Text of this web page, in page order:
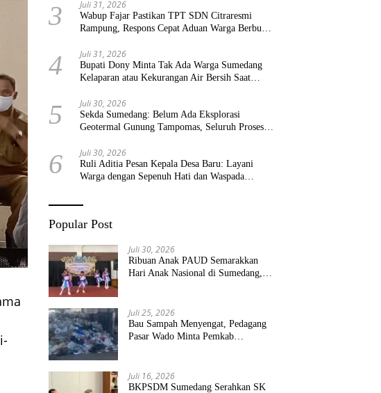
3 Juli 31, 2026
Wabup Fajar Pastikan TPT SDN Citraresmi
Rampung, Respons Cepat Aduan Warga Berbuah
4 Juli 31, 2026
Bupati Dony Minta Tak Ada Warga Sumedang
Kelaparan atau Kekurangan Air Bersih Saat
5 Juli 30, 2026
Sekda Sumedang: Belum Ada Eksplorasi
Geotermal Gunung Tampomas, Seluruh Proses
6 Juli 30, 2026
Ruli Aditia Pesan Kepala Desa Baru: Layani
Warga dengan Sepenuh Hati dan Waspada
Popular Post
Juli 30, 2026
Ribuan Anak PAUD Semarakkan
Hari Anak Nasional di Sumedang,
Juli 25, 2026
Bau Sampah Menyengat, Pedagang
Pasar Wado Minta Pemkab
Juli 16, 2026
BKPSDM Sumedang Serahkan SK